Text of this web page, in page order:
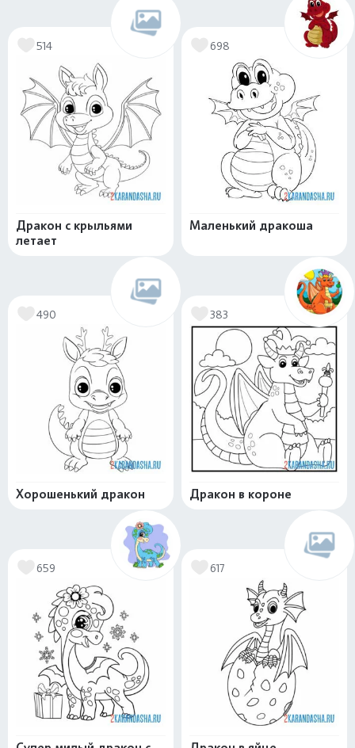
514
Дракон с крыльями
летает
698
Маленький дракоша
490
Хорошенький дракон
383
Дракон в короне
659 617